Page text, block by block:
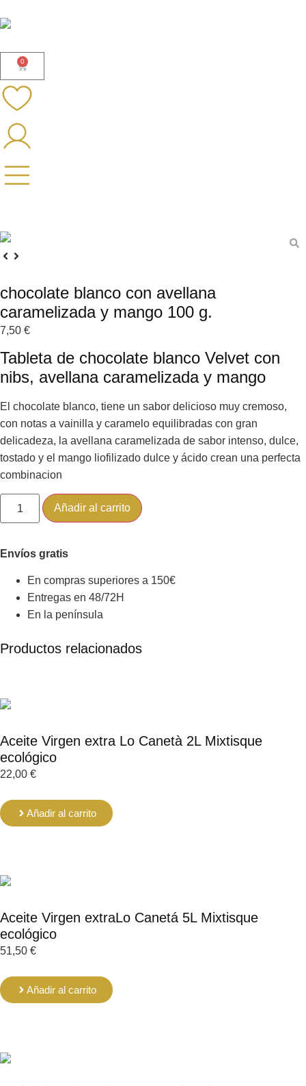
0
chocolate blanco con avellana
caramelizada y mango 100 g.
7,50 €
Tableta de chocolate blanco Velvet con
nibs, avellana caramelizada y mango
El chocolate blanco, tiene un sabor delicioso muy cremoso,
con notas a vainilla y caramelo equilibradas con gran
delicadeza, la avellana caramelizada de sabor intenso, dulce,
tostado y el mango liofilizado dulce y ácido crean una perfecta
combinacion
Añadir al carrito
Envíos gratis
En compras superiores a 150€
Entregas en 48/72H
En la península
Productos relacionados
Aceite Virgen extra Lo Canetà 2L Mixtisque
ecológico
22,00 €
Añadir al carrito
Aceite Virgen extraLo Canetá 5L Mixtisque
ecológico
51,50 €
Añadir al carrito